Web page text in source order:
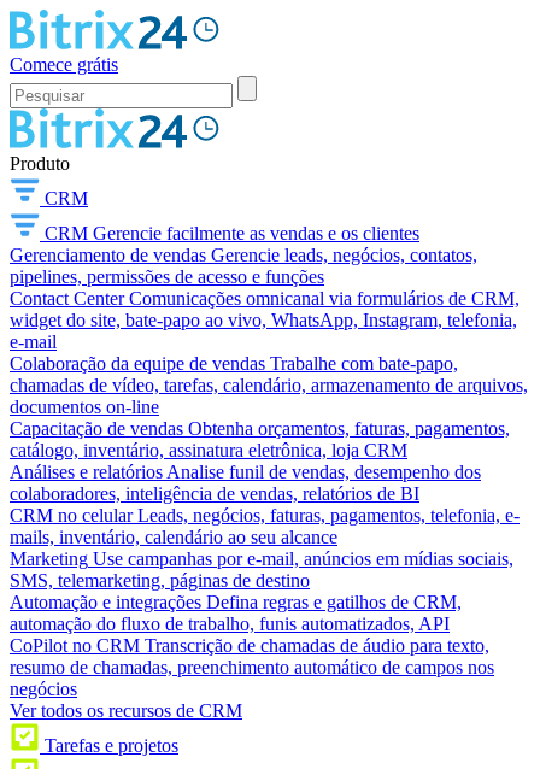
Comece grátis
Produto
CRM
CRM Gerencie facilmente as vendas e os clientes
Gerenciamento de vendas Gerencie leads, negócios, contatos,
pipelines, permissões de acesso e funções
Contact Center Comunicações omnicanal via formulários de CRM,
widget do site, bate-papo ao vivo, WhatsApp, Instagram, telefonia,
e-mail
Colaboração da equipe de vendas Trabalhe com bate-papo,
chamadas de vídeo, tarefas, calendário, armazenamento de arquivos,
documentos on-line
Capacitação de vendas Obtenha orçamentos, faturas, pagamentos,
catálogo, inventário, assinatura eletrônica, loja CRM
Análises e relatórios Analise funil de vendas, desempenho dos
colaboradores, inteligência de vendas, relatórios de BI
CRM no celular Leads, negócios, faturas, pagamentos, telefonia, e-
mails, inventário, calendário ao seu alcance
Marketing Use campanhas por e-mail, anúncios em mídias sociais,
SMS, telemarketing, páginas de destino
Automação e integrações Defina regras e gatilhos de CRM,
automação do fluxo de trabalho, funis automatizados, API
CoPilot no CRM Transcrição de chamadas de áudio para texto,
resumo de chamadas, preenchimento automático de campos nos
negócios
Ver todos os recursos de CRM
Tarefas e projetos